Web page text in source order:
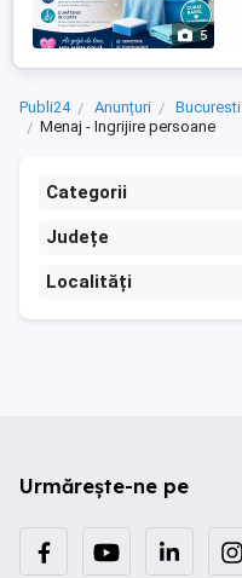
5
Publi24 Anunțuri Bucuresti
Menaj - Ingrijire persoane
Categorii
Județe
Localități
Urmărește-ne pe